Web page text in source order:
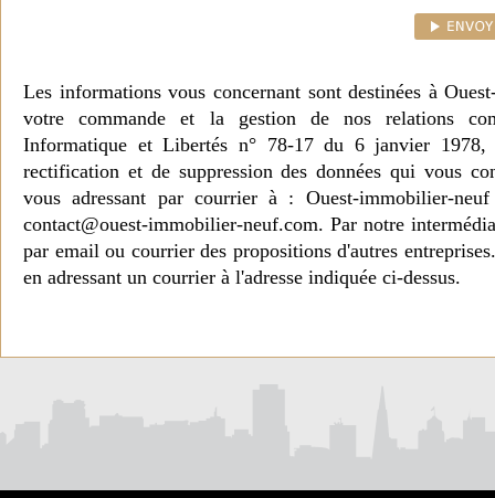
Les informations vous concernant sont destinées à
votre commande et la gestion de nos relations
Informatique et Libertés n° 78-17 du 6 janvier 1978,
rectification et de suppression des données qui vous
vous adressant par courrier à : Ouest-immobilier-
contact@ouest-immobilier-neuf.com. Par notre
par email ou courrier des propositions d'autres
en adressant un courrier à l'adresse indiquée ci-dessus.